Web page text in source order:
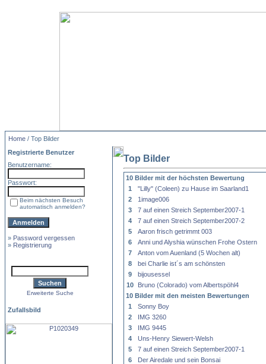
Home / Top Bilder
Registrierte Benutzer
Benutzername:
Passwort:
Beim nächsten Besuch
automatisch anmelden?
» Password vergessen
» Registrierung
Erweiterte Suche
Zufallsbild
Top Bilder
10 Bilder mit der höchsten Bewertung
1
"Lilly" (Coleen) zu Hause im Saarland1
2
1image006
3
7 auf einen Streich September2007-1
4
7 auf einen Streich September2007-2
5
Aaron frisch getrimmt 003
6
Anni und Alyshia wünschen Frohe Ostern
7
Anton vom Auenland (5 Wochen alt)
8
bei Charlie ist´s am schönsten
9
bijousessel
10
Bruno (Colorado) vom Albertspöhl4
10 Bilder mit den meisten Bewertungen
1
Sonny Boy
2
IMG 3260
3
IMG 9445
4
Uns-Henry Siewert-Welsh
5
7 auf einen Streich September2007-1
6
Der Airedale und sein Bonsai